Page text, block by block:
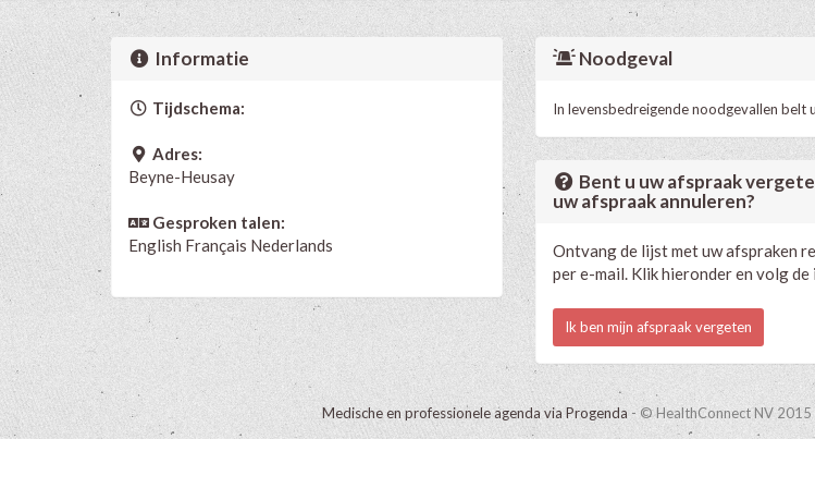
Informatie
Tijdschema:
Adres:
Beyne-Heusay
Gesproken talen:
English Français Nederlands
Noodgeval
In levensbedreigende noodgevallen belt
Bent u uw afspraak
uw afspraak annuleren?
Ontvang de lijst met uw afspraken
per e-mail. Klik hieronder en volg de
Ik ben mijn afspraak vergeten
Medische en professionele agenda via Progenda - © HealthConnect NV